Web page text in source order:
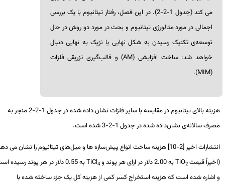
می کند (جدول 1-2-2). در این فصل، رفتار تیتانیوم با یک بررسی
اجمالی در مورد متالورژی تیتانیوم و بحث در مورد دو روش در حال
توسعه‌ی تکنیک رسیدن به شکل نهایی یا نزیک به نهایی دنبال
خواهد شد: ساخت افزایشی (AM) و قالب‌گیری تزریقی فلزات
MIM
).
هزینه بالای تیتانیوم در مقایسه با سایر فلزات نشان داده شده در جدول 1-2-2 منجر به
سالانه‌ی نشان‌داده شده در جدول 1-2-3 شده است.
انتشارات اخیر [2-10] هزینه ساخت انواع پیش‌سازه ها و میل‌های تیتانیوم را نشان می دهد
قیمت TiO2 به 2.00 دلار در ازای هر پوند و TiCl4
به 0.55 دلار در هر پوند رسیده است)
شده است که هزینه استخراج کسر کمی از هزینه کل یک جزء ساخته شده با